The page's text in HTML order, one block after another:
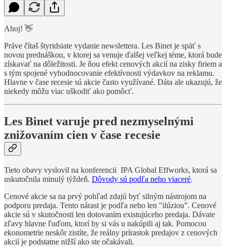
Ahoj! 👋
Práve čítaš štyridsiate vydanie newslettera. Les Binet je späť s
novou prednáškou, v ktorej sa venuje ďalšej veľkej téme, ktorá bude
získavať na dôležitosti. Je ňou efekt cenových akcií na zisky firiem a
s tým spojené vyhodnocovanie efektívnosti výdavkov na reklamu.
Hlavne v čase recesie sú akcie často využívané. Dáta ale ukazujú, že
niekedy môžu viac uškodiť ako pomôcť.
Les Binet varuje pred nezmyselnými
znižovaním cien v čase recesie
Tieto obavy vyslovil na konferencii IPA Global Effworks, ktorá sa
uskutočnila minulý týždeň. Dôvody sú podľa neho viaceré.
Cenové akcie sa na prvý pohľad zdajú byť silným nástrojom na
podporu predaja. Tento nárast je podľa neho len "ilúziou”. Cenové
akcie sú v skutočnosti len dotovaním existujúceho predaja. Dávate
zľavy hlavne ľuďom, ktorí by si vás u nakúpili aj tak. Pomocou
ekonometrie neskôr zistíte, že reálny prírastok predajov z cenových
akcií je podstatne nižší ako ste očakávali.